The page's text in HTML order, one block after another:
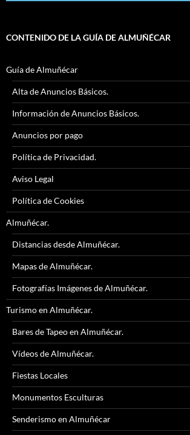
CONTENIDO DE LA GUÍA DE ALMUÑÉCAR
Guía de Almuñécar
Alta de Anuncios Básicos.
Información de Anuncios Básicos.
Anuncios por pago
Política de Privacidad.
Aviso Legal
Política de Cookies
Almuñécar.
Distancias desde Almuñécar.
Mapas de Almuñécar.
Fotografías Imágenes de Almuñécar.
Turismo en Almuñécar.
Bares de Tapeo en Almuñécar.
Vídeos de Almuñécar.
Fiestas Locales
Monumentos Esculturas
Senderismo en Almuñécar